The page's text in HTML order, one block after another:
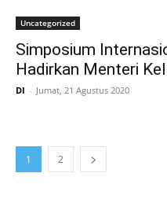
Uncategorized
Simposium
Hadirkan Menteri
DI - Jumat, 21 Agustus 2020
1 2